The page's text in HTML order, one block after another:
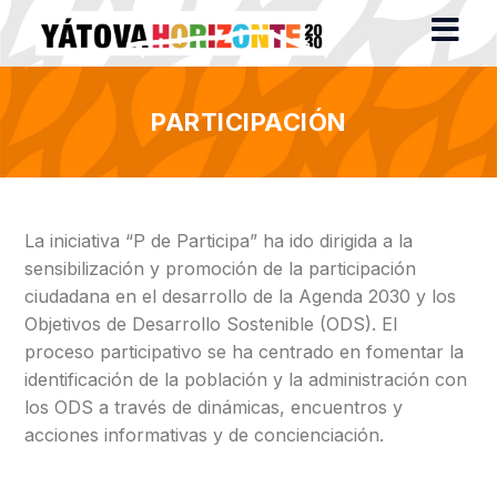
PARTICIPACIÓN
La iniciativa “P de Participa” ha ido dirigida a la
sensibilización y promoción de la participación
ciudadana en el desarrollo de la Agenda 2030 y los
Objetivos de Desarrollo Sostenible (ODS). El
proceso participativo se ha centrado en fomentar la
identificación de la población y la administración con
los ODS a través de dinámicas, encuentros y
acciones informativas y de concienciación.